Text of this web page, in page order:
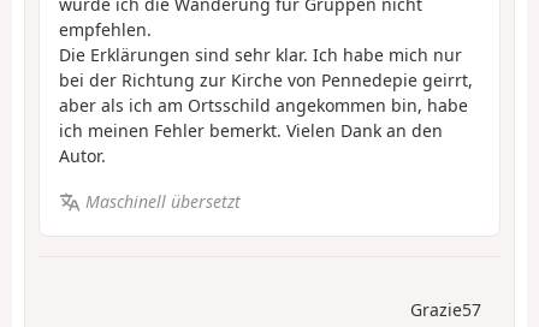
empfehlen.
Die Erklärungen sind sehr klar. Ich habe mich nur
bei der Richtung zur Kirche von Pennedepie geirrt,
aber als ich am Ortsschild angekommen bin, habe
ich meinen Fehler bemerkt. Vielen Dank an den
Autor.
Maschinell übersetzt
Grazie57